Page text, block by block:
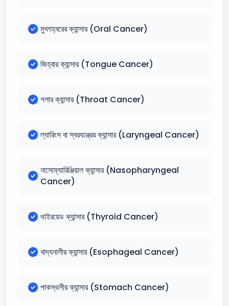
মুখগহ্বরের ক্যান্সার (Oral Cancer)
জিহ্বার ক্যান্সার (Tongue Cancer)
গলার ক্যান্সার (Throat Cancer)
ল্যারিংস বা স্বরযন্ত্রের ক্যান্সার (Laryngeal Cancer)
নাসোফ্যারিঞ্জিয়াল ক্যান্সার (Nasopharyngeal
Cancer)
থাইরয়েড ক্যান্সার (Thyroid Cancer)
খাদ্যনালীর ক্যান্সার (Esophageal Cancer)
পাকস্থলীর ক্যান্সার (Stomach Cancer)